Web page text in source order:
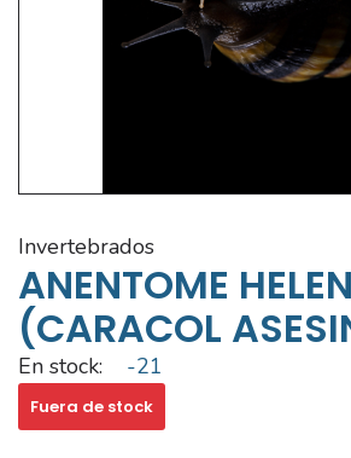
invertebrados
ANENTOME
(CARACOL
En stock: -21
Fuera de stock